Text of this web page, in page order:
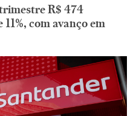
R$ 474
com avanço em